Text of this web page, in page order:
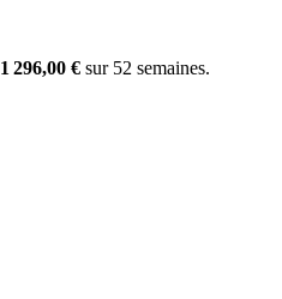
1 296,00 € sur 52 semaines.